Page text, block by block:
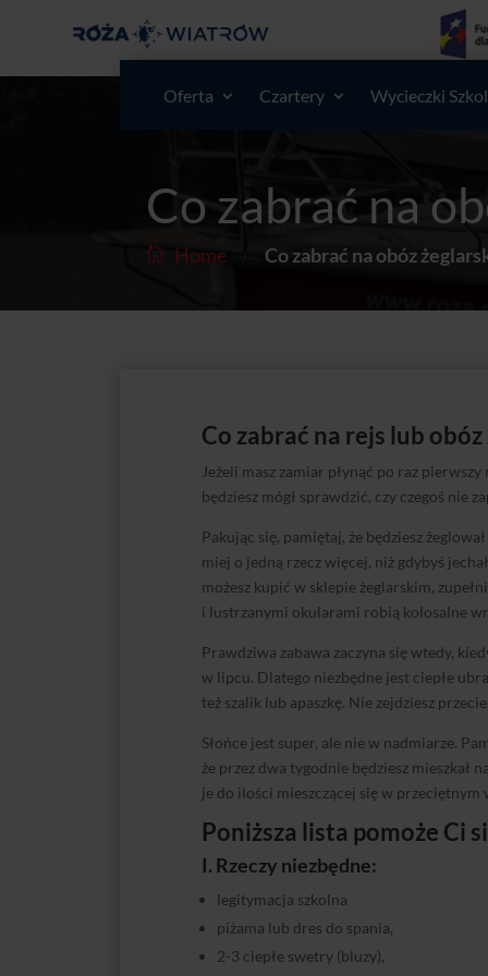
Oferta Czartery Wycieczki
Co zabrać na
Home Co zabrać na obóz
Co zabrać na rejs lub obóz
Jeżeli masz zamiar płynąć po raz
będziesz mógł sprawdzić, czy czegoś nie
Pakując się, pamiętaj, że będziesz
miej o jedną rzecz więcej, niż gdybyś
możesz kupić w sklepie żeglarskim,
i lustrzanymi okularami robią kolosalne
Prawdziwa zabawa zaczyna się wtedy,
w lipcu. Dlatego niezbędne jest ciepłe
też szalik lub apaszkę. Nie zejdziesz
Słońce jest super, ale nie w nadmiarze.
że przez dwa tygodnie będziesz mieszkał
je do ilości mieszczącej się w
Poniższa lista pomoże Ci
I. Rzeczy niezbędne:
legitymacja szkolna
piżama lub dres do spania,
2-3 ciepłe swetry (bluzy),